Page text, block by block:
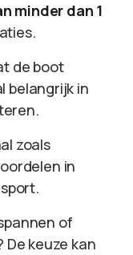
minder dan 1
de boot
belangrijk in
zoals
in
of
keuze kan